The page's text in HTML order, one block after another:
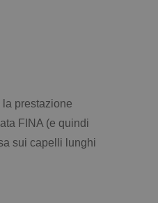
prestazione
FINA (e quindi
sui capelli lunghi